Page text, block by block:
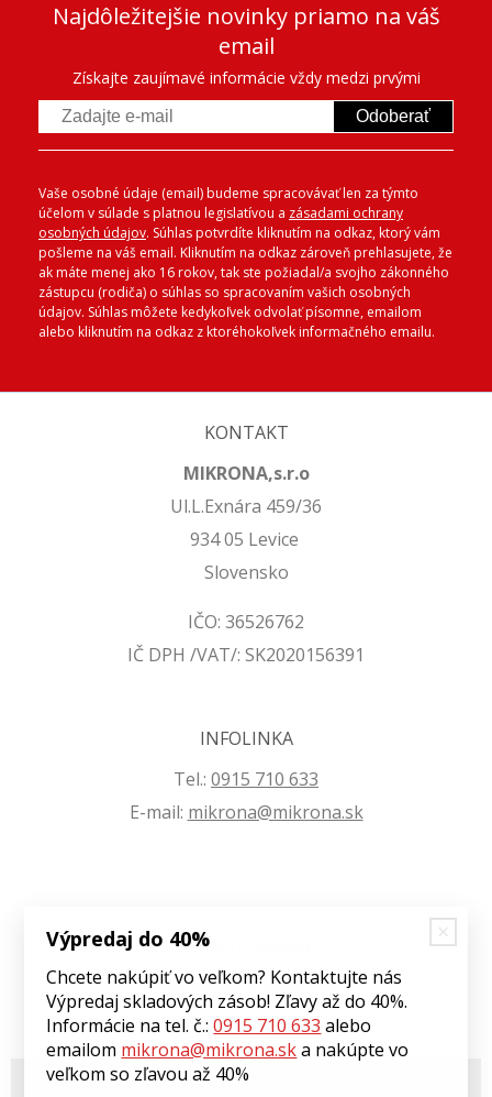
Najdôležitejšie novinky priamo na váš
email
Získajte zaujímavé informácie vždy medzi prvými
Odoberať
Vaše osobné údaje (email) budeme spracovávať len za týmto
účelom v súlade s platnou legislatívou a zásadami ochrany
osobných údajov. Súhlas potvrdíte kliknutím na odkaz, ktorý vám
pošleme na váš email. Kliknutím na odkaz zároveň prehlasujete, že
ak máte menej ako 16 rokov, tak ste požiadal/a svojho zákonného
zástupcu (rodiča) o súhlas so spracovaním vašich osobných
údajov. Súhlas môžete kedykoľvek odvolať písomne, emailom
alebo kliknutím na odkaz z ktoréhokoľvek informačného emailu.
KONTAKT
MIKRONA,s.r.o
Ul.L.Exnára 459/36
934 05 Levice
Slovensko
IČO: 36526762
IČ DPH /VAT/: SK2020156391
INFOLINKA
Tel.: 0915 710 633
E-mail: mikrona@mikrona.sk
VŠETKO O NÁKUPE
Obchodné podmienky
Ochrana osobných údajov
© 2026 Môj eshop •tvorba eshopu cez UNIobchod
Výpredaj do 40%
Chcete nakúpiť vo veľkom? Kontaktujte nás
Výpredaj skladových zásob! Zľavy až do 40%.
Informácie na tel. č.:0915 710 633 alebo
emailom mikrona@mikrona.ska nakúpte vo
veľkom so zľavou až 40%